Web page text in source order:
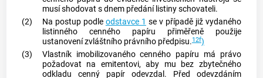
musí shodovat s dnem předání listiny schovateli.
(2)
Na postup podle odstavce 1 se v případě již vydaného
listinného cenného papíru přiměřeně použije
ustanovení zvláštního právního předpisu.12f)
(3)
Vlastník imobilizovanéhocenného papíru má právo
požadovat na emitentovi, aby mu bez zbytečného
odkladu cenný papírodevzdal. Před odevzdáním